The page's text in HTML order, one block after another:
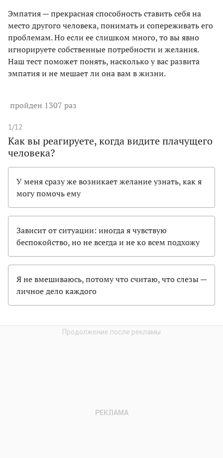
Эмпатия — прекрасная способность ставить себя на
место другого человека, понимать и сопереживать его
проблемам. Но если ее слишком много, то вы явно
игнорируете собственные потребности и желания.
Наш тест поможет понять, насколько у вас развита
эмпатия и не мешает ли она вам в жизни.
пройден 1307 раз
1/12
Как вы реагируете, когда видите плачущего
человека?
У меня сразу же возникает желание узнать, как я
могу помочь ему
Зависит от ситуации: иногда я чувствую
беспокойство, но не всегда и не ко всем подхожу
Я не вмешиваюсь, потому что считаю, что слезы —
личное дело каждого